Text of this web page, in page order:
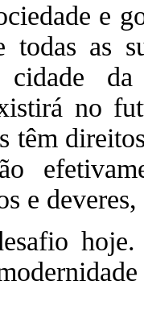
e
todas as
cidade
no
têm
e